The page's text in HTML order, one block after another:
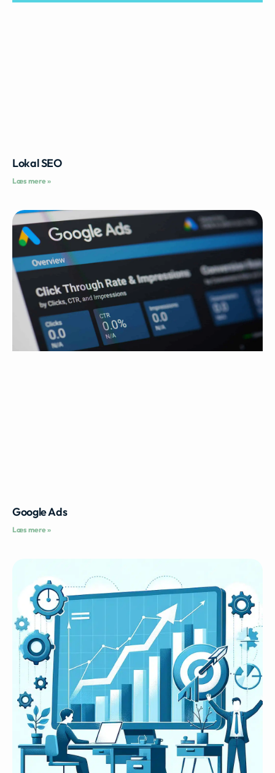
Lokal SEO
Læs mere »
Google Ads
Læs mere »